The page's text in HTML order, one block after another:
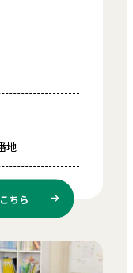
地
ちら